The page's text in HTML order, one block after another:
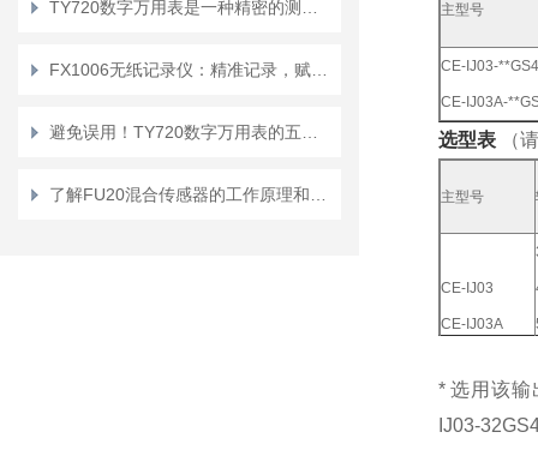
主型号
CE-IJ03-**GS4
CE-IJ03A-
选型表 （
主型号
CE-IJ03
CE-IJ03A
* 选用该输
IJ03-